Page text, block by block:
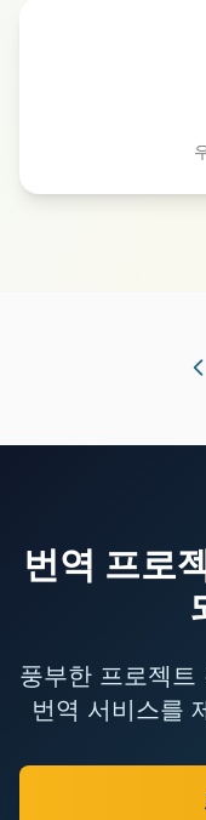
번역 프로
풍부한 프로젝트
번역 서비스를